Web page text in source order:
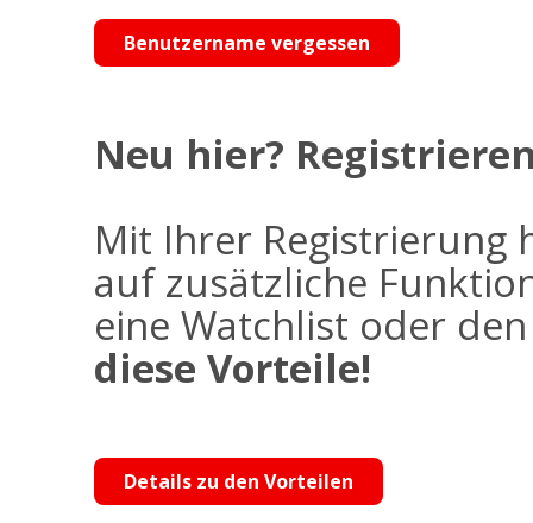
Benutzername vergessen
Neu hier?
Mit Ihrer Registrierung
auf zusätzliche
eine Watchlist oder
diese Vorteile!
Details zu den Vorteilen